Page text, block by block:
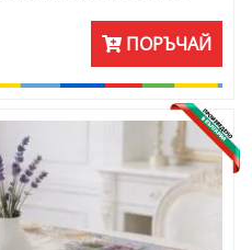
лесно, не губи форма и
Прекрасен избор за хора,
за спокойствие в
ПОРЪЧАЙ